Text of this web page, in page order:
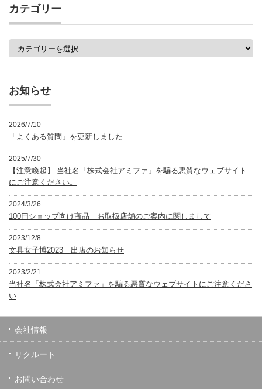
一
覧
カテゴリー
お知らせ
2026/7/10
「よくある質問」を更新しました
2025/7/30
【注意喚起】 当社名「株式会社アミファ」を騙る悪質なウェブサイト
にご注意ください。
2024/3/26
100円ショップ向け商品 お取扱店舗のご案内に関しまして
2023/12/8
文具女子博2023 出店のお知らせ
2023/2/21
当社名「株式会社アミファ」を騙る悪質なウェブサイトにご注意くださ
い
会社情報
リクルート
お問い合わせ